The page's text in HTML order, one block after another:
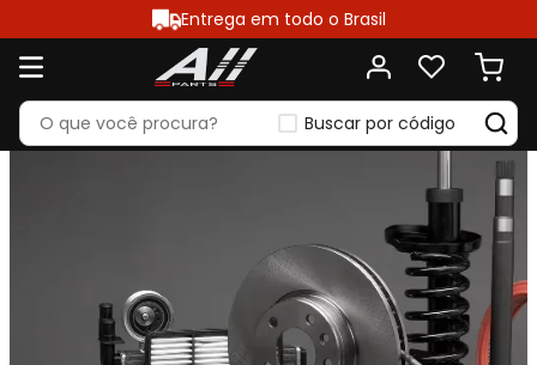
Entrega em todo o Brasil
Buscar por código